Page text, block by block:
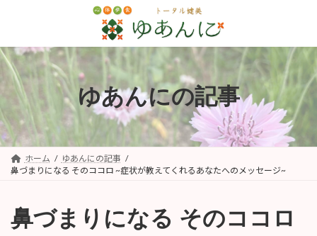
ン
ツ
キ
ッ
ー
シ
に
移
ゆあんにの記事
ホーム
ゆあんにの記事
鼻づまりになる そのココロ ~症状が教えてくれるあなたへのメッセージ~
鼻づまりになる そのココロ